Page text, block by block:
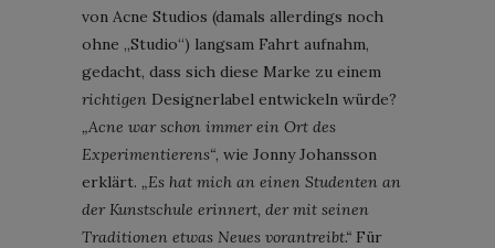
von Acne Studios (damals allerdings noch
ohne „Studio“) langsam Fahrt aufnahm,
gedacht, dass sich diese Marke zu einem
richtigen Designerlabel entwickeln würde?
„Acne war schon immer ein Ort des
Experimentierens“, wie Jonny Johansson
erklärt. „Es hat mich an einen Studenten an
der Kunstschule erinnert, der mit seinen
Traditionen etwas Neues vorantreibt.“ Für